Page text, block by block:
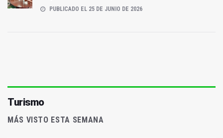
PUBLICADO EL 25 DE JUNIO DE 2026
Turismo
MÁS VISTO ESTA SEMANA